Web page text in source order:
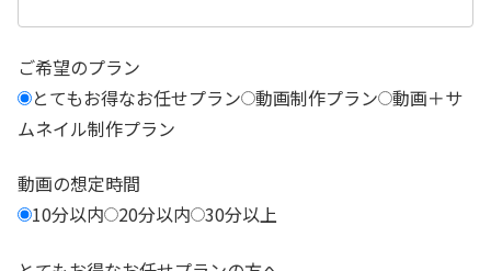
ご希望のプラン
とてもお得なお任せプラン 動画制作プラン 動画＋サ
ムネイル制作プラン
動画の想定時間
10分以内
20分以内 30分以上